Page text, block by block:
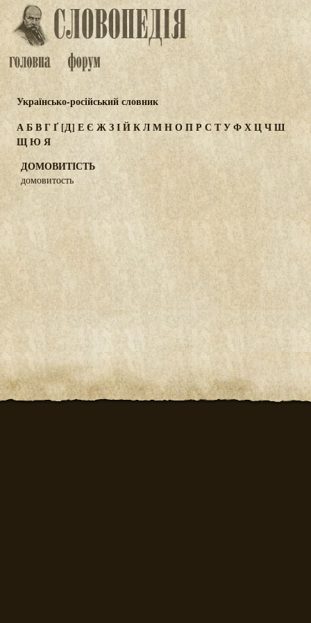
Українсько-російський словник
АБВГҐ[Д] ЕЄ ЖЗІЙКЛМНОПР С ТУФХЦЧШ
ЩЮ Я
ДОМОВИТІСТЬ
домовитость